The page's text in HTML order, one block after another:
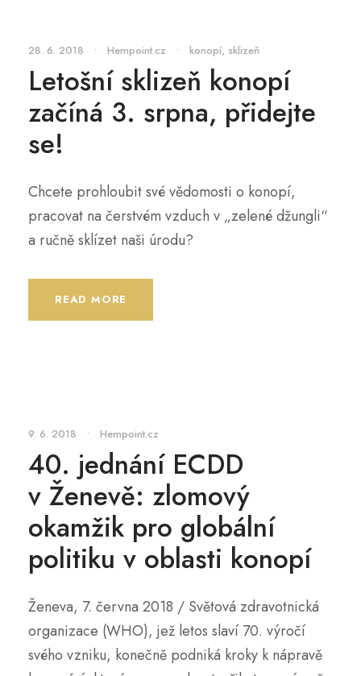
28. 6. 2018 • Hempoint.cz • konopí, sklizeň
Letošní sklizeň konopí
začíná 3. srpna, přidejte
se!
Chcete prohloubit své vědomosti o konopí,
pracovat na čerstvém vzduch v „zelené džungli“
a ručně sklízet naši úrodu?
READ MORE
9. 6. 2018 • Hempoint.cz
40. jednání ECDD
v Ženevě: zlomový
okamžik pro globální
politiku v oblasti konopí
Ženeva, 7. června 2018 / Světová zdravotnická
organizace (WHO), jež letos slaví 70. výročí
svého vzniku, konečně podniká kroky k nápravě